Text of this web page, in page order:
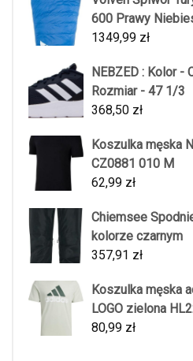
600 Prawy
1349,99 zł
NEBZED : Kolor -
Rozmiar - 47 1/3
368,50 zł
Koszulka męska
CZ0881 010 M
62,99 zł
Chiemsee
kolorze czarnym
357,91 zł
Koszulka męska
LOGO zielona
80,99 zł